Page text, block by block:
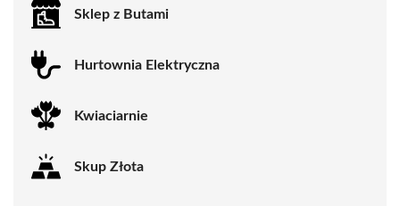
Sklep z Butami
Hurtownia Elektryczna
Kwiaciarnie
Skup Złota